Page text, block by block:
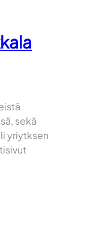
sekä
yriytksen